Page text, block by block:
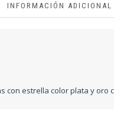
INFORMACIÓN ADICIONAL
con estrella color plata y oro